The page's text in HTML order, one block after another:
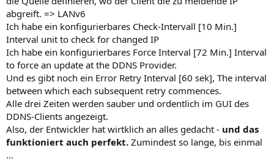
abgreift. => LANv6
Ich habe ein konfigurierbares Check-Intervall [10 Min.]
Interval unit to check for changed IP
Ich habe ein konfigurierbares Force Interval [72 Min.] Interval
to force an update at the DDNS Provider.
Und es gibt noch ein Error Retry Interval [60 sek], The interval
between which each subsequent retry commences.
Alle drei Zeiten werden sauber und ordentlich im GUI des
DDNS-Clients angezeigt.
Also, der Entwickler hat wirtklich an alles gedacht - und das
funktioniert auch perfekt. Zumindest so lange, bis einmal
...